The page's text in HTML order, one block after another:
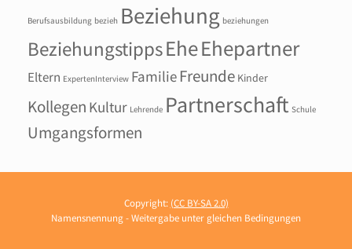
Berufsausbildung bezieh Beziehung beziehungen
BeziehungstippsEheEhepartner
Eltern ExpertenInterview Familie Freunde Kinder
Kollegen Kultur Lehrende Partnerschaft Schule
Umgangsformen
Copyright: (CC BY-SA 2.0)
Namensnennung - Weitergabe unter gleichen Bedingungen